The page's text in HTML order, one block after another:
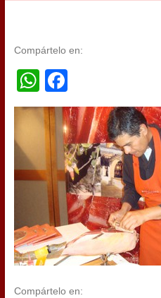
Compártelo en:
WhatsApp
Compártelo en: